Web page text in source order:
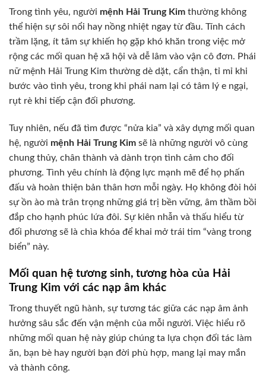
Trong tình yêu, người mệnh Hải Trung Kim thường không
thể hiện sự sôi nổi hay nồng nhiệt ngay từ đầu. Tính cách
trầm lặng, ít tâm sự khiến họ gặp khó khăn trong việc mở
rộng các mối quan hệ xã hội và dễ lâm vào vận cô đơn. Phái
nữ mệnh Hải Trung Kim thường dè dặt, cẩn thận, tỉ mỉ khi
bước vào tình yêu, trong khi phái nam lại có tâm lý e ngại,
rụt rè khi tiếp cận đối phương.
Tuy nhiên, nếu đã tìm được “nửa kia” và xây dựng mối quan
hệ, người mệnh Hải Trung Kim sẽ là những người vô cùng
chung thủy, chân thành và dành trọn tình cảm cho đối
phương. Tình yêu chính là động lực mạnh mẽ để họ phấn
đấu và hoàn thiện bản thân hơn mỗi ngày. Họ không đòi hỏi
sự ồn ào mà trân trọng những giá trị bền vững, âm thầm bồi
đắp cho hạnh phúc lứa đôi. Sự kiên nhẫn và thấu hiểu từ
đối phương sẽ là chìa khóa để khai mở trái tim “vàng trong
biển” này.
Mối quan hệ tương sinh, tương hòa của Hải
Trung Kim với các nạp âm khác
Trong thuyết ngũ hành, sự tương tác giữa các nạp âm ảnh
hưởng sâu sắc đến vận mệnh của mỗi người. Việc hiểu rõ
những mối quan hệ này giúp chúng ta lựa chọn đối tác làm
ăn, bạn bè hay người bạn đời phù hợp, mang lại may mắn
và thành công.